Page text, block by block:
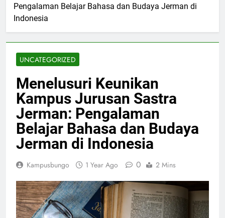
Pengalaman Belajar Bahasa dan Budaya Jerman di
Indonesia
UNCATEGORIZED
Menelusuri Keunikan
Kampus Jurusan Sastra
Jerman: Pengalaman
Belajar Bahasa dan Budaya
Jerman di Indonesia
Kampusbungo 1 Year Ago 0 2 Mins